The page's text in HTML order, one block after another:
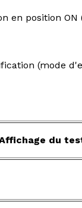
en position ON
(mode
du